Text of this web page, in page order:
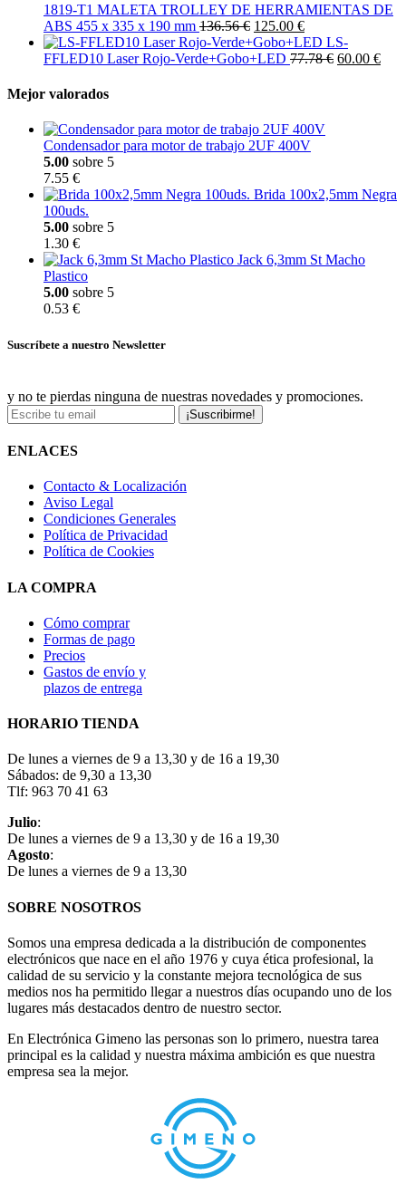
1819-T1 MALETA TROLLEY DE HERRAMIENTAS DE
ABS 455 x 335 x 190 mm 136.56 € 125.00 €
LS-
FFLED10 Laser Rojo-Verde+Gobo+LED 77.78 € 60.00 €
Mejor valorados
Condensador para motor de trabajo 2UF 400V
5.00 sobre 5
7.55 €
Brida 100x2,5mm Negra
100uds.
5.00 sobre 5
1.30 €
Jack 6,3mm St Macho
Plastico
5.00 sobre 5
0.53 €
Suscríbete a nuestro Newsletter
y no te pierdas ninguna de nuestras novedades y promociones.
¡Suscribirme!
ENLACES
Contacto & Localización
Aviso Legal
Condiciones Generales
Política de Privacidad
Política de Cookies
LA COMPRA
Cómo comprar
Formas de pago
Precios
Gastos de envío y
plazos de entrega
HORARIO TIENDA
De lunes a viernes de 9 a 13,30 y de 16 a 19,30
Sábados: de 9,30 a 13,30
Tlf: 963 70 41 63
Julio:
De lunes a viernes de 9 a 13,30 y de 16 a 19,30
Agosto:
De lunes a viernes de 9 a 13,30
SOBRE NOSOTROS
Somos una empresa dedicada a la distribución de componentes
electrónicos que nace en el año 1976 y cuya ética profesional, la
calidad de su servicio y la constante mejora tecnológica de sus
medios nos ha permitido llegar a nuestros días ocupando uno de los
lugares más destacados dentro de nuestro sector.
En Electrónica Gimeno las personas son lo primero, nuestra tarea
principal es la calidad y nuestra máxima ambición es que nuestra
empresa sea la mejor.